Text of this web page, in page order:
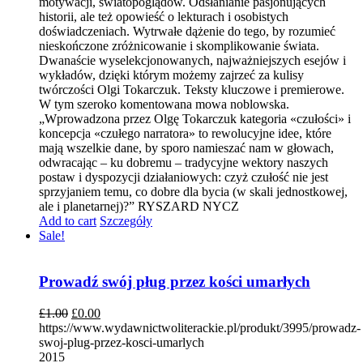
historii, ale też opowieść o lekturach i osobistych
doświadczeniach. Wytrwałe dążenie do tego, by rozumieć
nieskończone zróżnicowanie i skomplikowanie świata.
Dwanaście wyselekcjonowanych, najważniejszych esejów i
wykładów, dzięki którym możemy zajrzeć za kulisy
twórczości Olgi Tokarczuk. Teksty kluczowe i premierowe.
W tym szeroko komentowana mowa noblowska.
„Wprowadzona przez Olgę Tokarczuk kategoria «czułości» i
koncepcja «czułego narratora» to rewolucyjne idee, które
mają wszelkie dane, by sporo namieszać nam w głowach,
odwracając – ku dobremu – tradycyjne wektory naszych
postaw i dyspozycji działaniowych: czyż czułość nie jest
sprzyjaniem temu, co dobre dla bycia (w skali jednostkowej,
ale i planetarnej)?” RYSZARD NYCZ
Add to cart Szczegóły
Sale!
Prowadź swój pług przez kości umarłych
£1.00 £0.00
https://www.wydawnictwoliterackie.pl/produkt/3995/prowadz-
swoj-plug-przez-kosci-umarlych
2015